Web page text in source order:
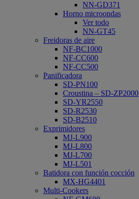
NN-GD371
Horno microondas
Ver todo
NN-GT45
Freidoras de aire
NF-BC1000
NF-CC600
NF-CC500
Panificadora
SD-PN100
Croustina – SD-ZP2000
SD-YR2550
SD-R2530
SD-B2510
Exprimidores
MJ-L900
MJ-L800
MJ-L700
MJ-L501
Batidora con función cocción
MX-HG4401
Multi-Cookers